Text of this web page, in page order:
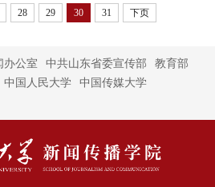
28 29 30 31 下页
办公室 中共山东省委宣传部
教育部
中国人民大学
中国传媒大学